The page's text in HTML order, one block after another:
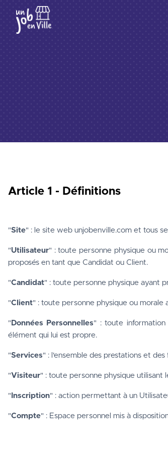
Article 1 - Définitions
"Site" : le site web unjobenville.com et tous
"Utilisateur" : toute personne physique ou
proposés en tant que Candidat ou Client.
"Candidat" : toute personne physique ayant
"Client" : toute personne physique ou
" Données Personnelles" : toute
élément qui lui est propre.
"Services" : l'ensemble des prestations et
"Visiteur" : toute personne physique
" Inscription" : action permettant à un
"Compte" : Espace personnel mis à